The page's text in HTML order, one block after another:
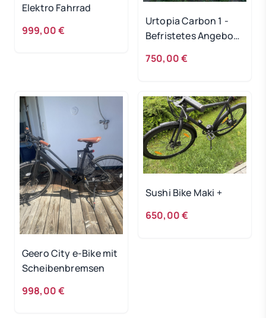
Elektro Fahrrad
999,00 €
Urtopia Carbon 1 -
Befristetes Angebot
750,00 €
Geero City e-Bike mit
Scheibenbremsen
998,00 €
Sushi Bike Maki +
650,00 €